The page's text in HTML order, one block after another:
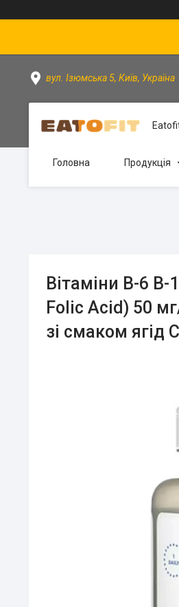
вул. Ізюмська 5, Київ, Україна
Головна Продукція
Вітаміни B-6
Folic Acid) 50
зі смаком ягід